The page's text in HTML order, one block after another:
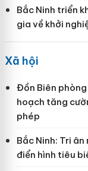
Bắc Ninh triển
gia về khởi
Xã hội
Đồn Biên
hoạch tăng
phép
Bắc Ninh: Tri
điển hình tiêu